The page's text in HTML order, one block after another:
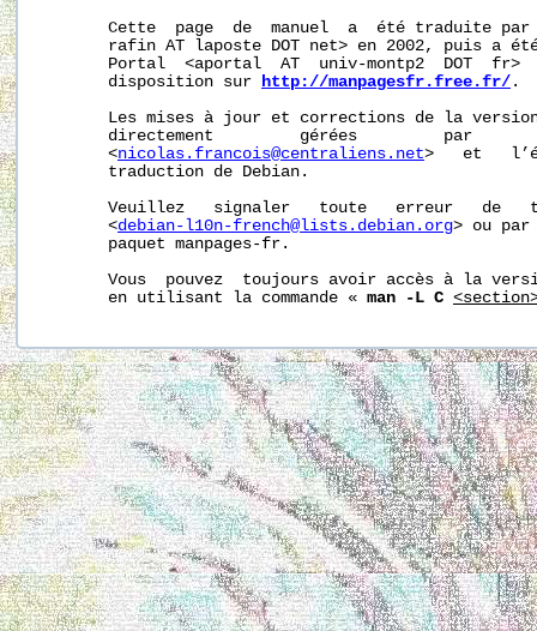
Cette  page  de  manuel  a  été traduite
rafin AT laposte DOT net> en 2002, puis a
Portal  <aportal  AT  univ-montp2  DOT  fr>
       disposition sur
http://manpagesfr.free.fr/ .
Les mises à jour et corrections de la
directement         gérées         par
       <
nicolas.francois@centraliens.net>   et
       traduction de Debian.
Veuillez   signaler   toute   erreur   de
       <
debian-l10n-french@lists.debian.org> ou par
       paquet manpages-fr.
Vous  pouvez  toujours avoir accès à la
       en utilisant la commande «
man -L C